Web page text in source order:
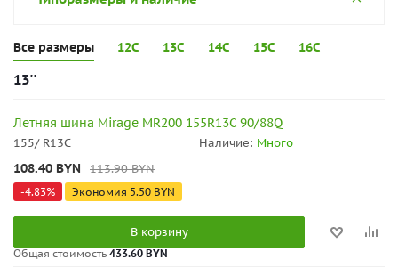
Все размеры 12C 13C 14C 15C 16C
13''
Летняя шина Mirage MR200 155R13C 90/88Q
155/ R13C Наличие: Много
108.40 BYN 113.90BYN
-4.83% Экономия 5.50 BYN
В корзину
Общая стоимость 433.60 BYN